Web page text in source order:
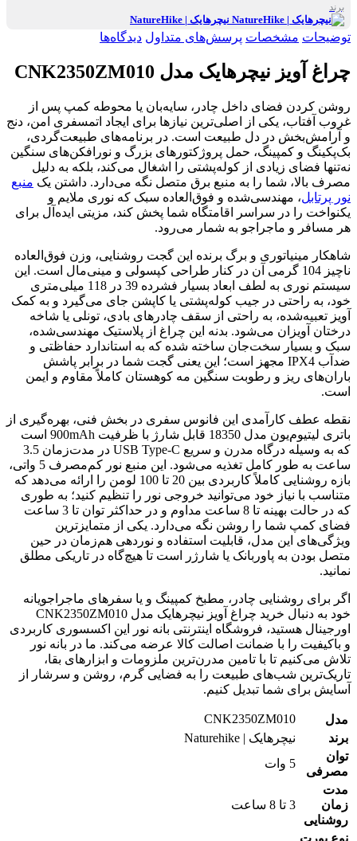
برند
نیچرهایک | NatureHike
توضیحات مشخصات پرسش‌های متداول دیدگاه‌ها
چراغ آویز نیچرهایک مدل CNK2350ZM010
روشن کردن فضای داخل چادر، سایه‌بان یا محوطه کمپ پس از
غروب آفتاب، یکی از اصلی‌ترین نیازها برای ایجاد اتمسفری امن، دنج
و آرامش‌بخش در دل طبیعت است. در برنامه‌های طبیعت‌گردی،
بک‌پکینگ و کمپینگ، حمل پروژکتورهای بزرگ و نورافکن‌های سنگین
نه‌تنها فضای زیادی از کوله‌پشتی را اشغال می‌کند، بلکه به دلیل
مصرف بالا، شما را به منبع برق متصل نگه می‌دارد. داشتن یک منبع
نور پرتابل، مهندسی‌شده و فوق‌العاده سبک که نوری ملایم و
یکنواخت را در سراسر اقامتگاه شما پخش کند، مزیتی ایده‌آل برای
هر مسافر و ماجراجو به شمار می‌رود.
شاهکار مینیاتوری و برگ برنده این گجت روشنایی، وزن فوق‌العاده
ناچیز 104 گرمی آن در کنار طراحی کپسولی و مینی‌مال است. این
سیستم نوری به لطف ابعاد بسیار فشرده 39 در 118 میلی‌متری
خود، به راحتی در جیب کوله‌پشتی یا کاپشن جای می‌گیرد و به کمک
آویز تعبیه‌شده، به راحتی از سقف چادرهای بادی، تونلی یا شاخه
درختان آویزان می‌شود. بدنه این چراغ از پلاستیک مهندسی‌شده،
سبک و بسیار سخت‌جان ساخته شده که به استاندارد حفاظتی و
ضدآب IPX4 مجهز است؛ این یعنی گجت شما در برابر پاشش
باران‌های ریز و رطوبت سنگین مه کوهستان کاملاً مقاوم و ایمن
است.
نقطه عطف کارآمدی این فانوس سفری در بخش فنی، بهره‌گیری از
باتری لیتیوم‌یون مدل 18350 قابل شارژ با ظرفیت 900mAh است
که به وسیله درگاه مدرن و سریع USB Type-C در مدت‌زمان 3.5
ساعت به طور کامل تغذیه می‌شود. این منبع نور کم‌مصرف 5 واتی،
بازه روشنایی کاملاً کاربردی بین 20 تا 100 لومن را ارائه می‌دهد که
متناسب با نیاز خود می‌توانید خروجی نور را تنظیم کنید؛ به طوری
که در حالت بهینه تا 8 ساعت مداوم و در حداکثر توان تا 3 ساعت
فضای کمپ شما را روشن نگه می‌دارد. یکی از متمایزترین
ویژگی‌های این مدل، قابلیت استفاده و نوردهی هم‌زمان در حین
متصل بودن به پاوربانک یا شارژر است تا هیچ‌گاه در تاریکی مطلق
نمانید.
اگر برای روشنایی چادر، مطبخ کمپینگ و یا سفرهای ماجراجویانه
خود به دنبال خرید چراغ آویز نیچرهایک مدل CNK2350ZM010
اورجینال هستید، فروشگاه اینترنتی بانه نور این اکسسوری کاربردی
و باکیفیت را با ضمانت اصالت کالا عرضه می‌کند. ما در بانه نور
تلاش می‌کنیم تا با تامین مدرن‌ترین ملزومات و ابزارهای بقا،
تاریک‌ترین شب‌های طبیعت را به فضایی گرم، روشن و سرشار از
آسایش برای شما تبدیل کنیم.
مدل
CNK2350ZM010
برند
نیچرهایک | Naturehike
توان
مصرفی
5 وات
مدت
زمان
روشنایی
3 تا 8 ساعت
نوع پورت